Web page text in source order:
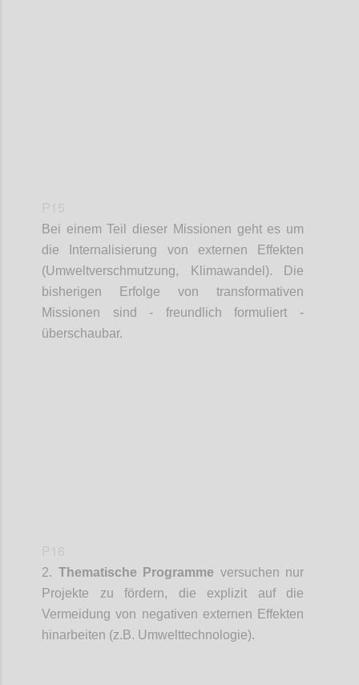
Bei einem Teil dieser Missionen geht es um
die Internalisierung von externen Effekten
(Umweltverschmutzung, Klimawandel). Die
bisherigen Erfolge von transformativen
Missionen sind - freundlich formuliert -
überschaubar.
2. Thematische Programme versuchen nur
Projekte zu fördern, die explizit auf die
Vermeidung von negativen externen Effekten
hinarbeiten (z.B. Umwelttechnologie).